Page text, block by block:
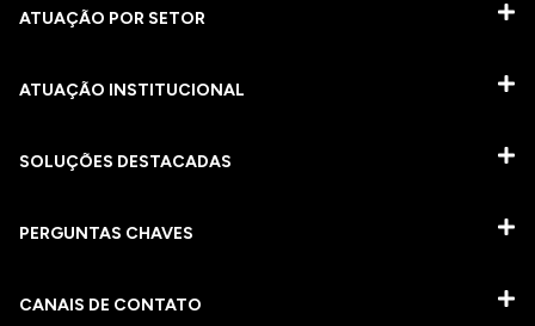
ATUAÇÃO POR SETOR
ATUAÇÃO INSTITUCIONAL
SOLUÇÕES DESTACADAS
PERGUNTAS CHAVES​
CANAIS DE CONTATO